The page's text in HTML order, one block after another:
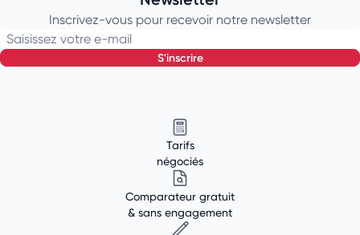
Inscrivez-vous pour recevoir notre newsletter
Saisissez votre e-mail
s'inscrire
Tarifs
négociés
Comparateur gratuit
& sans engagement